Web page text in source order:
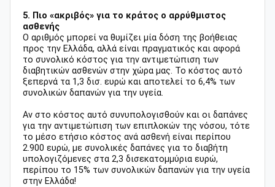
5. Πιο «ακριβός» για το κράτος ο αρρύθμιστος
ασθενής
Ο αριθμός μπορεί να θυμίζει μία δόση της βοήθειας
προς την Ελλάδα, αλλά είναι πραγματικός και αφορά
το συνολικό κόστος για την αντιμετώπιση των
διαβητικών ασθενών στην χώρα μας. Το κόστος αυτό
ξεπερνά τα 1,3 δισ. ευρώ και αποτελεί το 6,4% των
συνολικών δαπανών για την υγεία.
Αν στο κόστος αυτό συνυπολογισθούν και οι δαπάνες
για την αντιμετώπιση των επιπλοκών της νόσου, τότε
το μέσο ετήσιο κόστος ανά ασθενή είναι περίπου
2.900 ευρώ, με συνολικές δαπάνες για το διαβήτη
υπολογιζόμενες στα 2,3 δισεκατομμύρια ευρώ,
περίπου το 15% των συνολικών δαπανών για την υγεία
στην Ελλάδα!